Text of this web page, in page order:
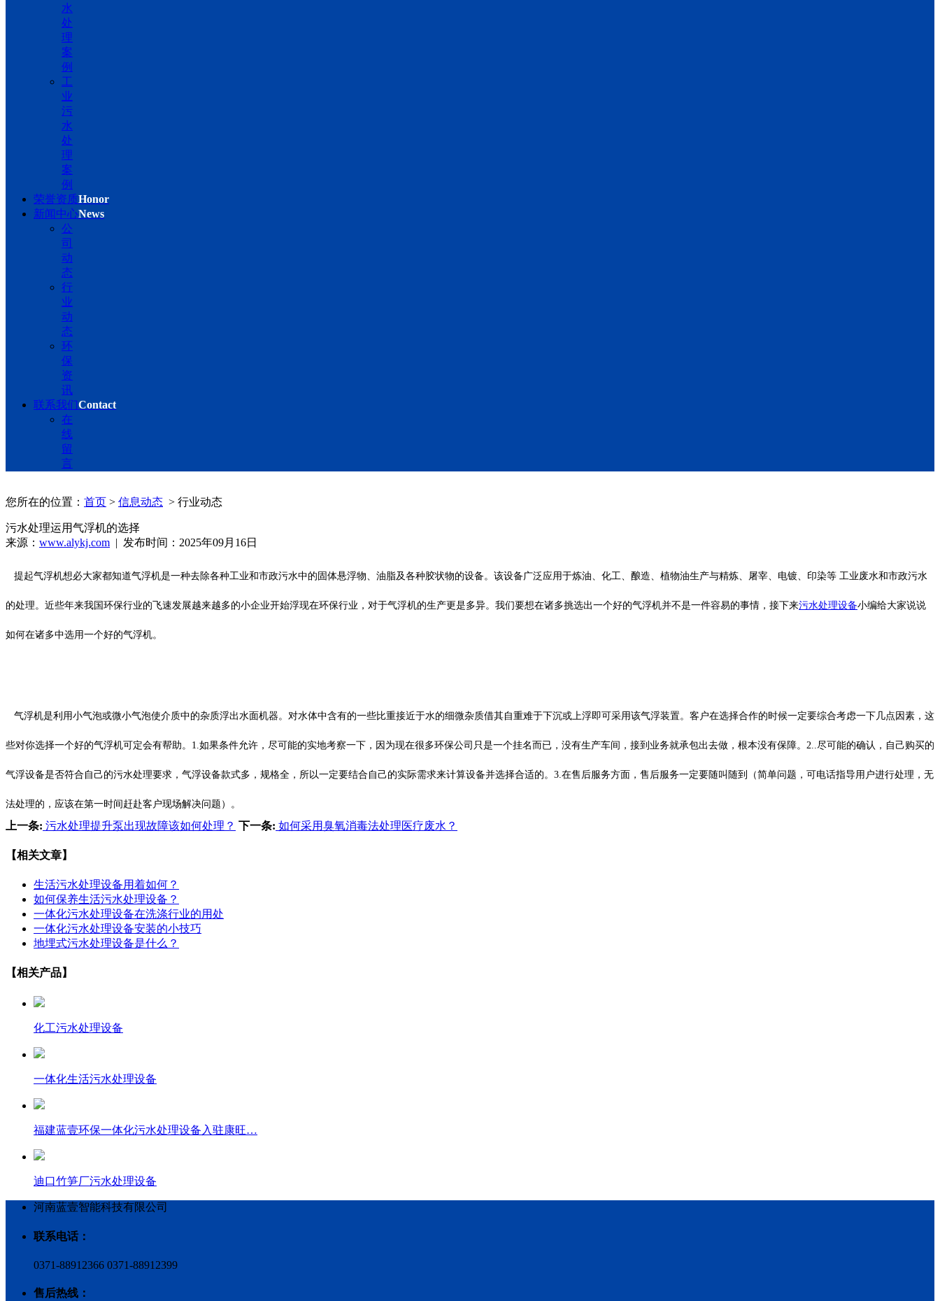
水
处
理
案
例
工
业
污
水
处
理
案
例
荣誉资质Honor
新闻中心News
公
司
动
态
行
业
动
态
环
保
资
讯
联系我们Contact
在
线
留
言
您所在的位置： 首页 > 信息动态 > 行业动态
污水处理运用气浮机的选择
来源： www.alykj.com | 发布时间：2025年09月16日
提起气浮机想必大家都知道气浮机是一种去除各种工业和市政污水中的固体悬浮物、油脂及各种胶状物的设备。该设备广泛应用于炼油、化工、酿造、植物油生产与精炼、屠宰、电镀、印染等 工业废水和市政污水
的处理。近些年来我国环保行业的飞速发展越来越多的小企业开始浮现在环保行业，对于气浮机的生产更是多异。我们要想在诸多挑选出一个好的气浮机并不是一件容易的事情，接下来污水处理设备小编给大家说说
如何在诸多中选用一个好的气浮机。
气浮机是利用小气泡或微小气泡使介质中的杂质浮出水面机器。对水体中含有的一些比重接近于水的细微杂质借其自重难于下沉或上浮即可采用该气浮装置。客户在选择合作的时候一定要综合考虑一下几点因素，这
些对你选择一个好的气浮机可定会有帮助。1.如果条件允许，尽可能的实地考察一下，因为现在很多环保公司只是一个挂名而已，没有生产车间，接到业务就承包出去做，根本没有保障。2..尽可能的确认，自己购买的
气浮设备是否符合自己的污水处理要求，气浮设备款式多，规格全，所以一定要结合自己的实际需求来计算设备并选择合适的。3.在售后服务方面，售后服务一定要随叫随到（简单问题，可电话指导用户进行处理，无
法处理的，应该在第一时间赶赴客户现场解决问题）。
上一条: 污水处理提升泵出现故障该如何处理？ 下一条: 如何采用臭氧消毒法处理医疗废水？
【相关文章】
生活污水处理设备用着如何？
如何保养生活污水处理设备？
一体化污水处理设备在洗涤行业的用处
一体化污水处理设备安装的小技巧
地埋式污水处理设备是什么？
【相关产品】
化工污水处理设备
一体化生活污水处理设备
福建蓝壹环保一体化污水处理设备入驻康旺…
迪口竹笋厂污水处理设备
河南蓝壹智能科技有限公司
联系电话：
0371-88912366 0371-88912399
售后热线：